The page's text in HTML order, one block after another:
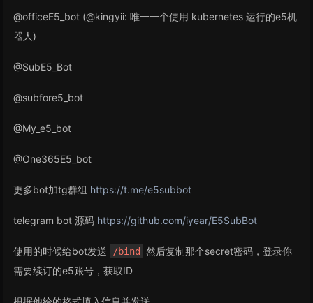
@officeE5_bot (@kingyii: 唯一一个使用 kubernetes 运行的e5机
器人)
@SubE5_Bot
@subfore5_bot
@My_e5_bot
@One365E5_bot
更多bot加tg群组 https://t.me/e5subbot
telegram bot 源码 https://github.com/iyear/E5SubBot
使用的时候给bot发送 /bind
然后复制那个secret密码，登录你
需要续订的e5账号，获取ID